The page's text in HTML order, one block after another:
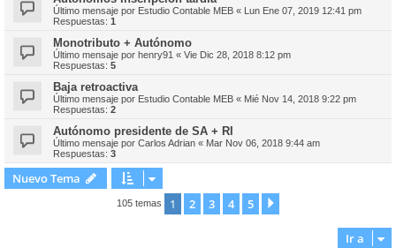
Último mensaje por Estudio Contable MEB « Lun Ene 07, 2019 12:41 pm
Respuestas: 1
Monotributo + Autónomo
Último mensaje por henry91 « Vie Dic 28, 2018 8:12 pm
Respuestas: 5
Baja retroactiva
Último mensaje por Estudio Contable MEB « Mié Nov 14, 2018 9:22 pm
Respuestas: 2
Autónomo presidente de SA + RI
Último mensaje por Carlos Adrian « Mar Nov 06, 2018 9:44 am
Respuestas: 3
Nuevo Tema
105 temas 1 2 3 4 5
Ir a